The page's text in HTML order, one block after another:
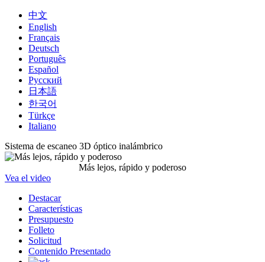
中文
English
Français
Deutsch
Português
Español
Русский
日本語
한국어
Türkçe
Italiano
Sistema de escaneo 3D óptico inalámbrico
Más lejos, rápido y poderoso
Vea el video
Destacar
Características
Presupuesto
Folleto
Solicitud
Contenido Presentado